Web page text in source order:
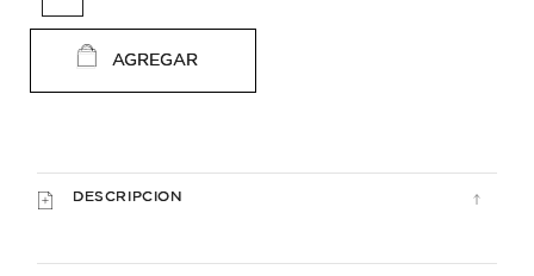
AGREGAR
DESCRIPCION